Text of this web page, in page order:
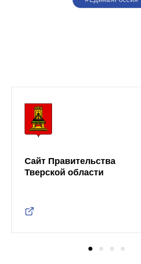
Сайт Правительства
Тверской области